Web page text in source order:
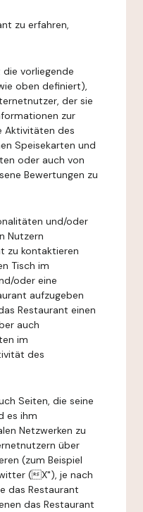
zu erfahren,
vorliegende
oben definiert),
der sie
zur
Aktivitäten des
Speisekarten und
oder auch von
Bewertungen zu
und/oder
Nutzern
zu kontaktieren
Tisch im
oder eine
aufzugeben
Restaurant einen
auch
im
des
Seiten, die seine
es ihm
Netzwerken zu
über
(zum Beispiel
(X"), je nach
das Restaurant
das Restaurant